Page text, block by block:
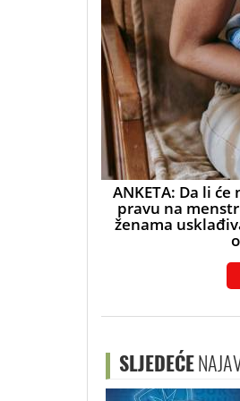
ANKETA: Da li
pravu na
ženama
SLJEDEĆE